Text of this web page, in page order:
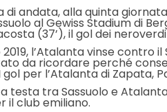
di andata, alla quinta
al Gewiss Stadium di
(37’), il gol dei
l’Atalanta vinse contro
da ricordare perché
gol per l’Atalanta di Zapata,
a testa tra Sassuolo e
il club emiliano.